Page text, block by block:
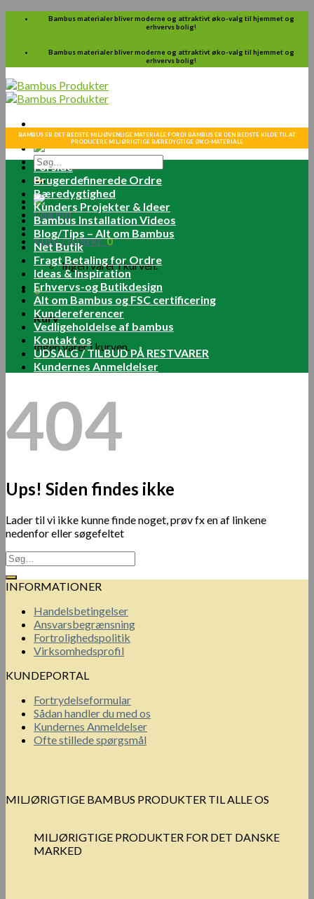
Skip
Bambus materialer bliver moderne og attraktivt øko-valg til hjemmet og
erhvervs bolig!
Bambus materialer bliver moderne og attraktivt øko-valg til hjemmet og
erhvervs bolig!
Søg
efter:
Log ind
Kurv /0.00kr.0
Ingen varer i kurven.
0
Kurv
Ingen varer i kurven.
BAMBUS ER DET BEDSTE MILJØVENLIGE MATERIALE FORDI BAMBUS ER DEN BEDSTE KILDE TIL AT
PRODUCERE MILJØRIGTIGE BÆREDYGTIGE ØKO-MATERIALE
Forside
Brugerdefinerede Ordre
Bæredygtighed
Kunders Projekter & Ideer
Bambus Installation Videos
Blog/Tips – Alt om Bambus
Net Butik
Fragt Betaling for Ordre
Ideas & Inspiration
Erhvervs-og Butikdesign
Alt om Bambus og FSC certificering
Kundereferencer
Vedligeholdelse af bambus
Kontakt os
UDSALG / TILBUD PÅ RESTVARER
Kundernes Anmeldelser
404
Ups! Siden findes ikke
Lader til vi ikke kunne finde noget, prøv fx en af linkene
nedenfor eller søgefeltet
INFORMATIONER
Handelsbetingelser
Ansvarsbegrænsning
Fortrolighedspolitik
Virksomhedsprofil
KUNDEPORTAL
Fortrydelseformular
Sådan handler du med os
Kundernes Anmeldelser
Ofte stillede spørgsmål
MILJØRIGTIGE BAMBUS PRODUKTER TIL ALLE OS
MILJØRIGTIGE PRODUKTER FOR DET DANSKE
MARKED